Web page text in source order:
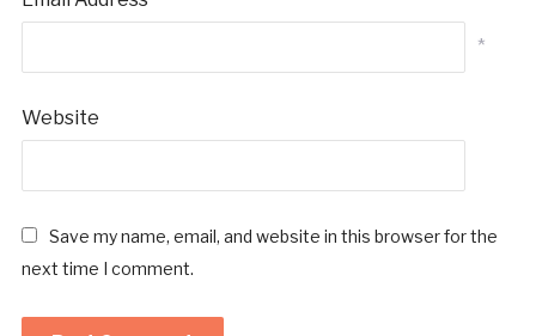
*
Website
Save my name, email, and website in this browser for the
next time I comment.